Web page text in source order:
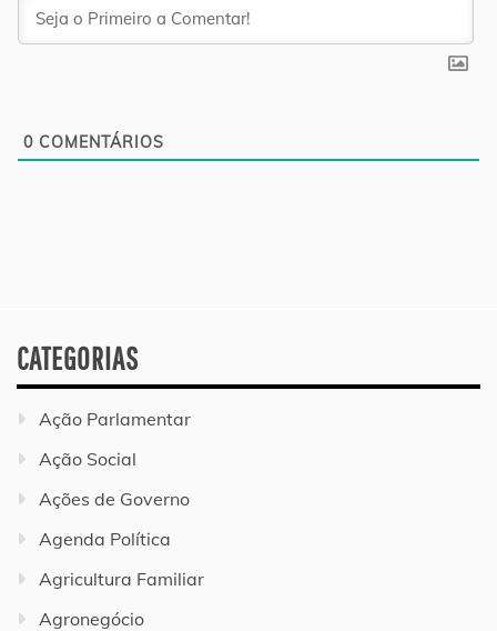
0 COMENTÁRIOS
CATEGORIAS
Ação Parlamentar
Ação Social
Ações de Governo
Agenda Política
Agricultura Familiar
Agronegócio